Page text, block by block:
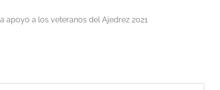
apoyo a los veteranos del Ajedrez 2021